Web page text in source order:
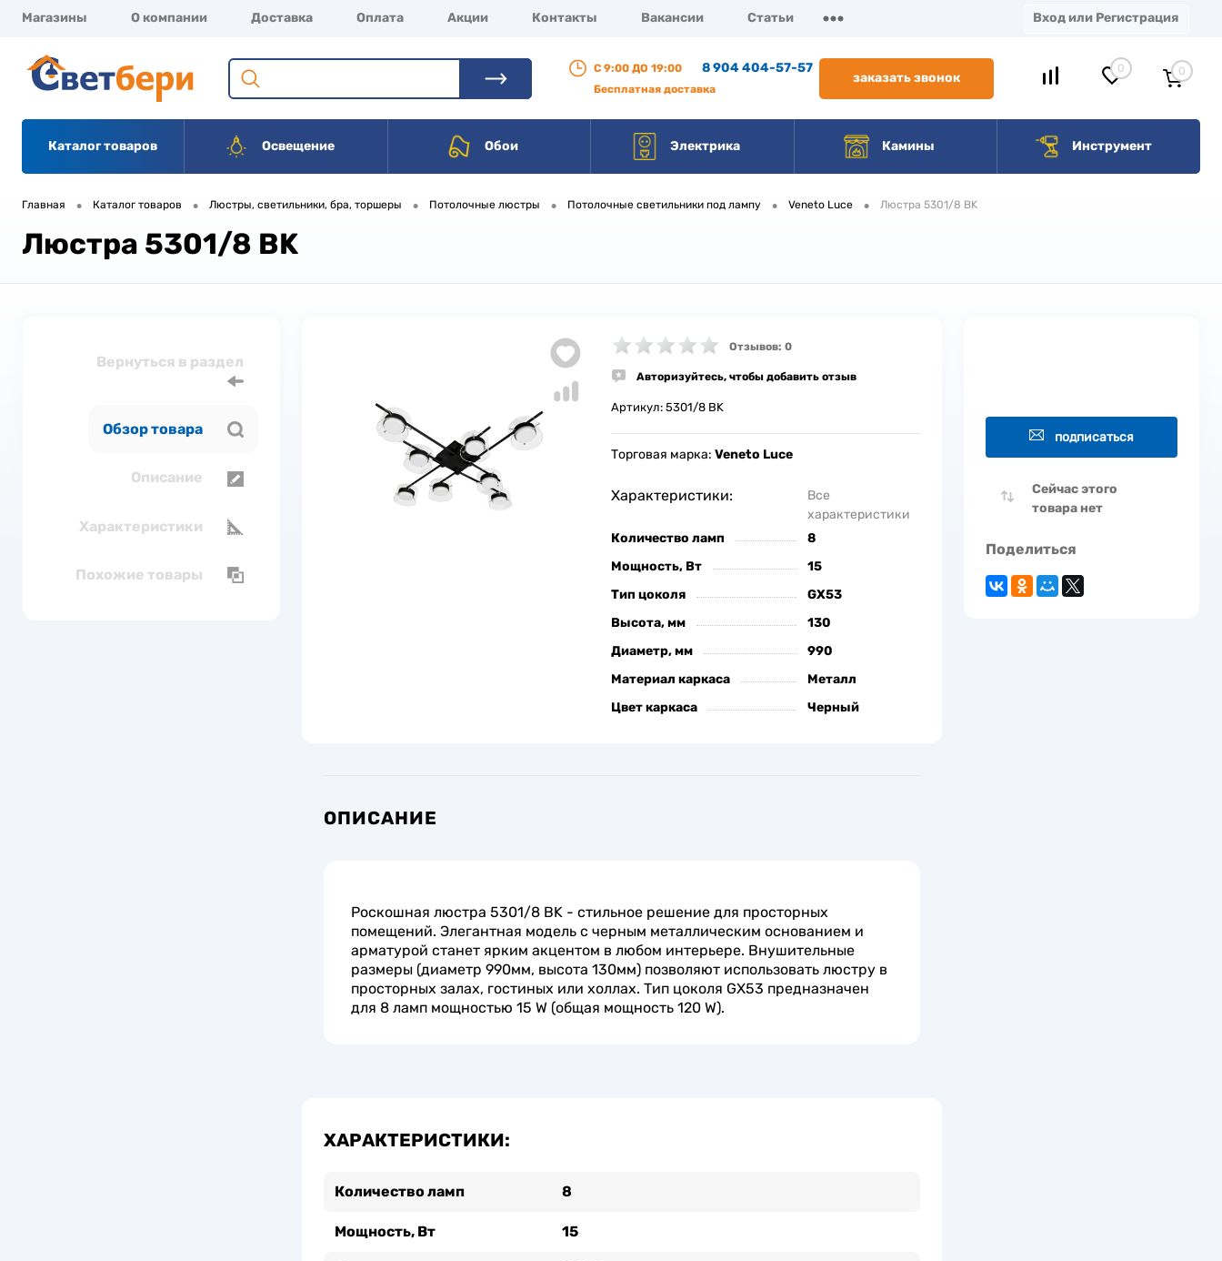
Магазины О компании Доставка Оплата Акции Контакты Вакансии Статьи Вход или Регистрация
С 9:00 ДО 19:00 8 904 404-57-57
Бесплатная доставка
заказать звонок
0 0
Каталог товаров Освещение Обои Электрика Камины Инструмент
Главная • Каталог товаров • Люстры, светильники, бра, торшеры • Потолочные люстры • Потолочные светильники под лампу • Veneto Luce • Люстра 5301/8 BK
Люстра 5301/8 BK
Вернуться в раздел
Обзор товара
Описание
Характеристики
Похожие товары
Отзывов: 0
Авторизуйтесь, чтобы добавить отзыв
Артикул: 5301/8 BK
Торговая марка: Veneto Luce
Характеристики:
Все
характеристики
Количество ламп
8
Мощность, Вт
15
Тип цоколя
GX53
Высота, мм
130
Диаметр, мм
990
Материал каркаса
Металл
Цвет каркаса
Черный
ОПИСАНИЕ
Роскошная люстра 5301/8 BK - стильное решение для просторных
помещений. Элегантная модель с черным металлическим основанием и
арматурой станет ярким акцентом в любом интерьере. Внушительные
размеры (диаметр 990мм, высота 130мм) позволяют использовать люстру в
просторных залах, гостиных или холлах. Тип цоколя GX53 предназначен
для 8 ламп мощностью 15 W (общая мощность 120 W).
ХАРАКТЕРИСТИКИ:
Количество ламп 8
Мощность, Вт 15
подписаться
Сейчас этого
товара нет
Поделиться